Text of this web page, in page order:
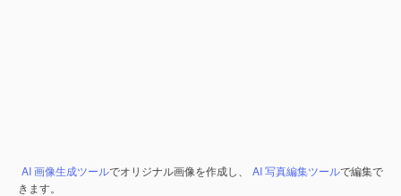
AI 画像生成ツールでオリジナル画像を作成し、 AI 写真編集ツールで編集で
きます。